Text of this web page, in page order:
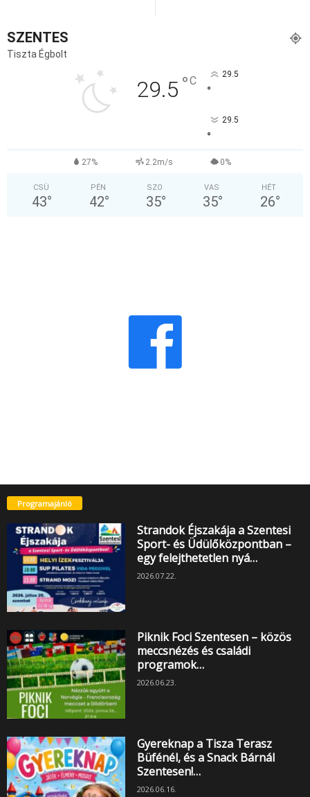
SZENTES
Tiszta Égbolt
29.5 °C 29.5
°
29.5
°
27% 2.2m/s 0%
CSÜ
43°
PÉN
42°
SZO
35°
VAS
35°
HÉT
26°
Programajánló
Strandok Éjszakája a Szentesi
Sport- és Üdülőközpontban –
egy felejthetetlen nyá…
2026.07.22.
Piknik Foci Szentesen – közös
meccsnézés és családi
programok…
2026.06.23.
Gyereknap a Tisza Terasz
Büfénél, és a Snack Bárnál
Szentesen!…
2026.06.16.